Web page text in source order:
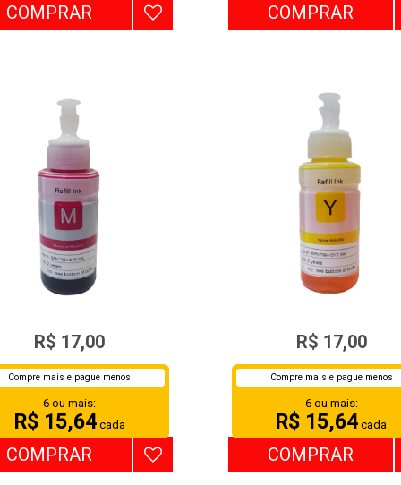
COMPRAR COMPRAR
TINTA EPSON 664 COLOR
MAGENTA 70ML
R$ 17,00
Compre mais e pague menos
6 ou mais:
R$ 15,64cada
COMPRAR
TINTA EPSON 664
YELLOW 70ML
R$ 17,00
Compre mais e pague menos
6 ou mais:
R$ 15,64 cada
COMPRAR